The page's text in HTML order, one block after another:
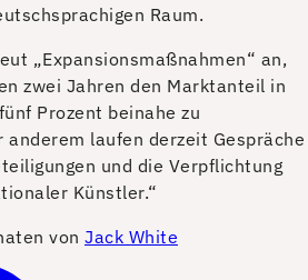
Raum.
„Expansionsmaßnahmen“ an,
zwei Jahren den Marktanteil in
Prozent beinahe zu
anderem laufen derzeit Gespräche
und die Verpflichtung
Künstler.“
von Jack White